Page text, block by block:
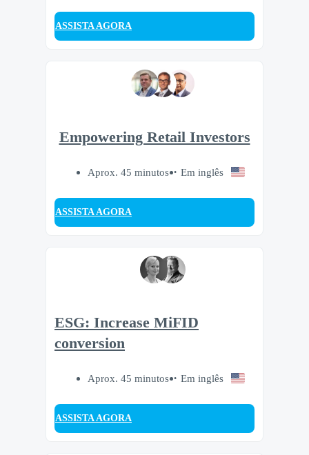
ASSISTA AGORA
Empowering Retail Investors
Aprox. 45 minutos Em inglês
ASSISTA AGORA
ESG: Increase MiFID
conversion
Aprox. 45 minutos Em inglês
ASSISTA AGORA